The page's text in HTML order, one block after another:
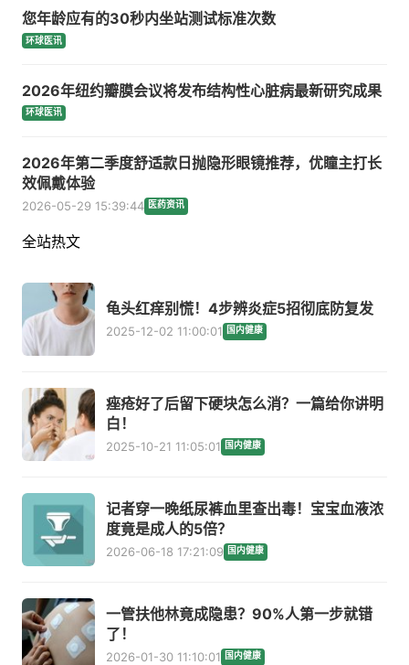
您年龄应有的30秒内坐站测试标准次数
环球医讯
2026年纽约瓣膜会议将发布结构性心脏病最新研究成果
环球医讯
2026年第二季度舒适款日抛隐形眼镜推荐，优瞳主打长
效佩戴体验
2026-05-29 15:39:44 医药资讯
全站热文
龟头红痒别慌！4步辨炎症5招彻底防复发
2025-12-02 11:00:01 国内健康
痤疮好了后留下硬块怎么消？一篇给你讲明
白！
2025-10-21 11:05:01 国内健康
记者穿一晚纸尿裤血里查出毒！宝宝血液浓
度竟是成人的5倍？
2026-06-18 17:21:09 国内健康
一管扶他林竟成隐患？90%人第一步就错
了！
2026-01-30 11:10:01 国内健康